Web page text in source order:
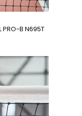
PRO-B N695T